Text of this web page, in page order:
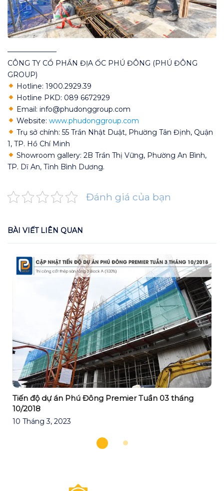
———————
CÔNG TY CỔ PHẦN ĐỊA ỐC PHÚ ĐÔNG (PHÚ ĐÔNG
GROUP)
Hotline: 1900.2929.39
Hotline PKD: 089 6672929
Email: info@phudonggroup.com
Website: www.phudonggroup.com
Trụ sở chính: 55 Trần Nhật Duật, Phường Tân Định, Quận
1, TP. Hồ Chí Minh
Showroom gallery: 2B Trần Thị Vững, Phường An Bình,
TP. Dĩ An, Tỉnh Bình Dương.
Đánh giá của bạn
BÀI VIẾT LIÊN QUAN
Tiến độ dự án Phú Đông Premier Tuần 03 tháng
10/2018
10 Tháng 3, 2023